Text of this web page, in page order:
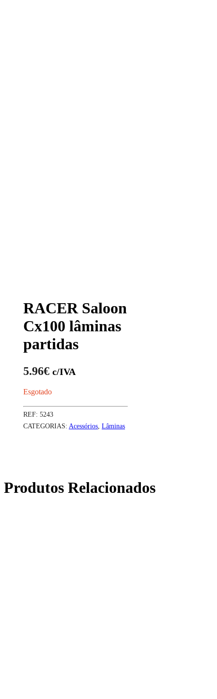
RACER Saloon
Cx100 lâminas
partidas
5.96€ c/IVA
Esgotado
REF: 5243
CATEGORIAS: Acessórios, Lâminas
Produtos Relacionados